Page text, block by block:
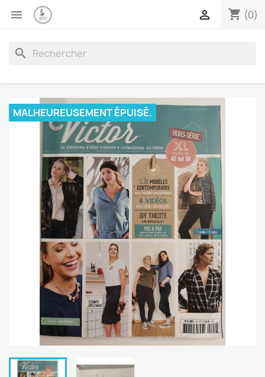
 shopping_cart (0)

search
MALHEUREUSEMENT ÉPUISÉ.